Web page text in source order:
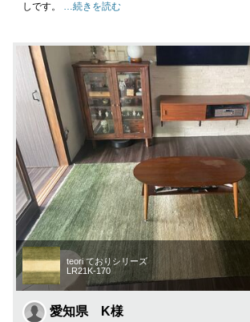
しです。 …続きを読む
teori ておりシリーズ
LR21K-170
愛知県 K様